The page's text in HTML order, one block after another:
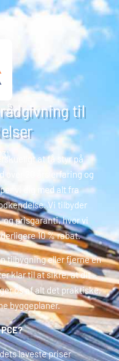
rådgivning til
at få styr på
over 20 års erfaring og
vi dig med alt fra
Vi tilbyder
og prisgaranti, hvor vi
10 % rabat.
tilbygning eller fjerne en
klar til at sikre, at dit
os af alt det praktiske,
byggeplaner.
laveste priser